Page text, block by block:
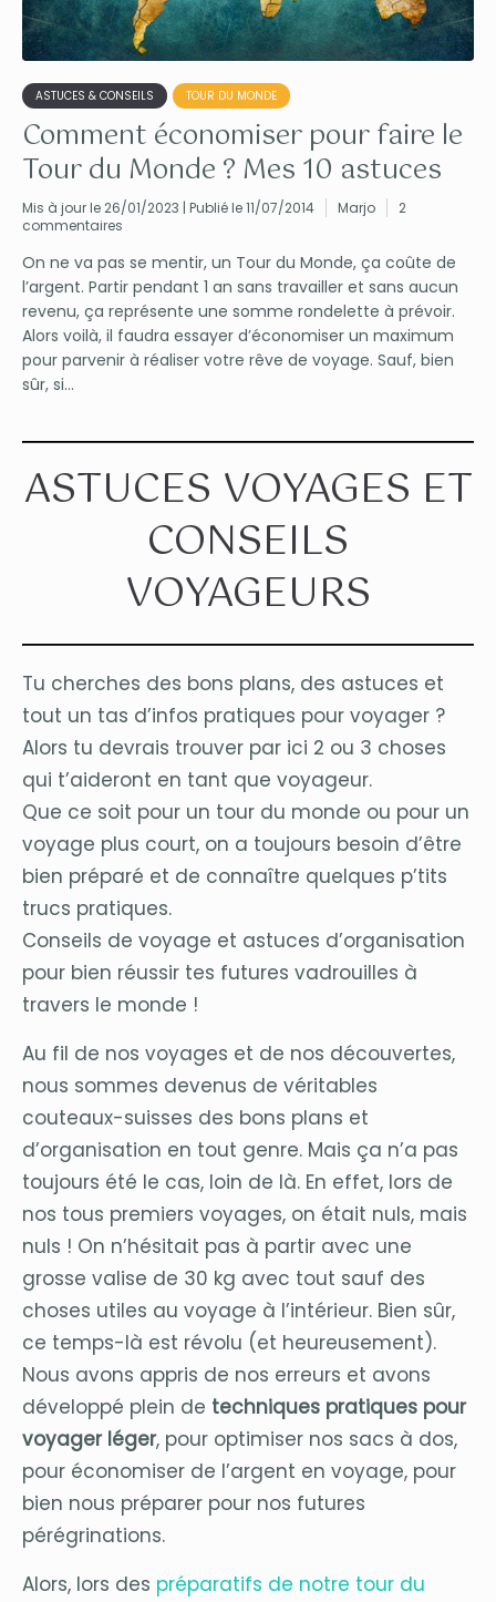
ASTUCES & CONSEILS TOUR DU MONDE
Comment économiser pour faire le
Tour du Monde ? Mes 10 astuces
Mis à jour le 26/01/2023 | Publié le 11/07/2014 Marjo
2
commentaires
On ne va pas se mentir, un Tour du Monde, ça coûte de
l’argent. Partir pendant 1 an sans travailler et sans aucun
revenu, ça représente une somme rondelette à prévoir.
Alors voilà, il faudra essayer d’économiser un maximum
pour parvenir à réaliser votre rêve de voyage. Sauf, bien
sûr, si...
ASTUCES VOYAGES ET
CONSEILS
VOYAGEURS
Tu cherches des bons plans, des astuces et
tout un tas d’infos pratiques pour voyager ?
Alors tu devrais trouver par ici 2 ou 3 choses
qui t’aideront en tant que voyageur.
Que ce soit pour un tour du monde ou pour un
voyage plus court, on a toujours besoin d’être
bien préparé et de connaître quelques p’tits
trucs pratiques.
Conseils de voyage et astuces d’organisation
pour bien réussir tes futures vadrouilles à
travers le monde !
Au fil de nos voyages et de nos découvertes,
nous sommes devenus de véritables
couteaux-suisses des bons plans et
d’organisation en tout genre. Mais ça n’a pas
toujours été le cas, loin de là. En effet, lors de
nos tous premiers voyages, on était nuls, mais
nuls ! On n’hésitait pas à partir avec une
grosse valise de 30 kg avec tout sauf des
choses utiles au voyage à l’intérieur. Bien sûr,
ce temps-là est révolu (et heureusement).
Nous avons appris de nos erreurs et avons
développé plein de techniques pratiques pour
voyager léger, pour optimiser nos sacs à dos,
pour économiser de l’argent en voyage, pour
bien nous préparer pour nos futures
pérégrinations.
Alors, lors des préparatifs de notre tour du